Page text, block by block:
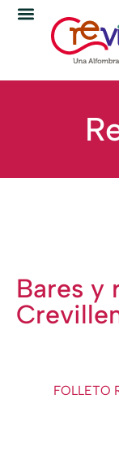
Bares y
FOLLETO